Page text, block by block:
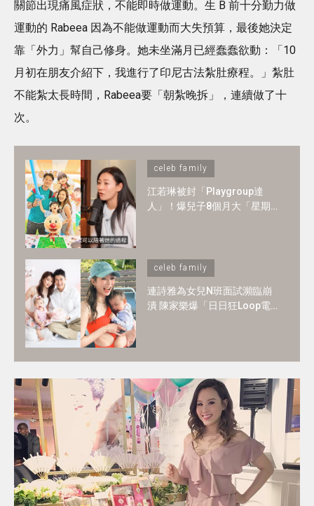
關節出現痛風症狀，不能即時做運動。生 B 前十分勤力做
運動的 Rabeea 因為不能做運動而大失預算，最後她決定
靠「外力」幫自己修身。她未坐滿月已經蠢蠢欲動：「10
月初在朋友介紹下，我進行了印尼古法紮肚療程。」紮肚
不能紮太長時間，Rabeea要「朝紮晚拆」，連續做了十
次。
celeb family
江若琳被封「Playgroup達
人」！爆兒子8個月大「星期
celeb family
連詩雅為女兒N班面試瀕臨崩
潰 陳家樂爆「日日狂Loop電